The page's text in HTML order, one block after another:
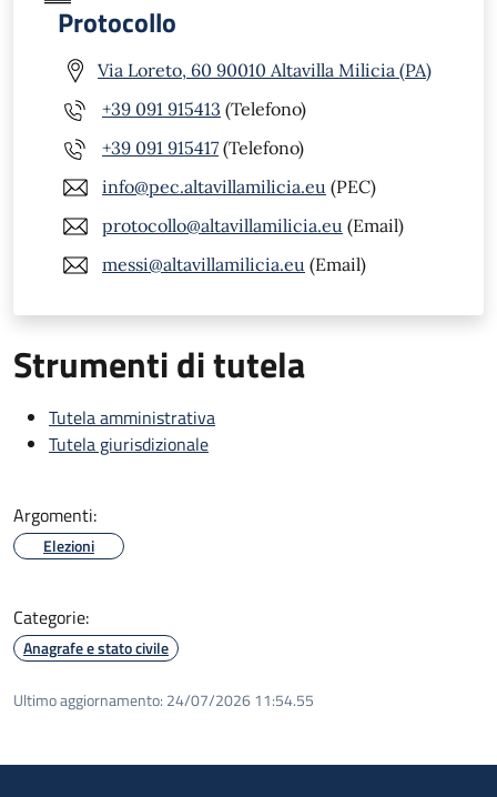
Protocollo
Via Loreto, 60 90010 Altavilla Milicia (PA)
+39 091 915413 (Telefono)
+39 091 915417 (Telefono)
info@pec.altavillamilicia.eu (PEC)
protocollo@altavillamilicia.eu (Email)
messi@altavillamilicia.eu (Email)
Strumenti di tutela
Tutela amministrativa
Tutela giurisdizionale
Argomenti:
Elezioni
Categorie:
Anagrafe e stato civile
Ultimo aggiornamento: 24/07/2026 11:54.55